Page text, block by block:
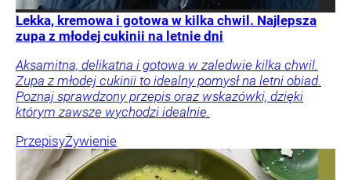
Lekka, kremowa i gotowa w kilka chwil. Najlepsza
zupa z młodej cukinii na letnie dni
Aksamitna, delikatna i gotowa w zaledwie kilka chwil.
Zupa z młodej cukinii to idealny pomysł na letni obiad.
Poznaj sprawdzony przepis oraz wskazówki, dzięki
którym zawsze wychodzi idealnie.
PrzepisyŻywienie